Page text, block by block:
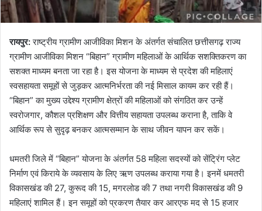
रायपुर:राष्ट्रीय ग्रामीण आजीविका मिशन के अंतर्गत संचालित छत्तीसगढ़ राज्य
ग्रामीण आजीविका मिशन “बिहान” ग्रामीण महिलाओं के आर्थिक सशक्तिकरण का
सशक्त माध्यम बनता जा रहा है। इस योजना के माध्यम से प्रदेश की महिलाएं
स्वसहायता समूहों से जुड़कर आत्मनिर्भरता की नई मिसाल कायम कर रही हैं।
“बिहान” का मुख्य उद्देश्य ग्रामीण क्षेत्रों की महिलाओं को संगठित कर उन्हें
स्वरोजगार, कौशल प्रशिक्षण और वित्तीय सहायता उपलब्ध कराना है, ताकि वे
आर्थिक रूप से सुदृढ़ बनकर आत्मसम्मान के साथ जीवन यापन कर सकें।
धमतरी जिले में “बिहान” योजना के अंतर्गत 58 महिला सदस्यों को सेंट्रिंग प्लेट
निर्माण एवं किराये के व्यवसाय के लिए ऋण उपलब्ध कराया गया है। इनमें धमतरी
विकासखंड की 27, कुरूद की 15, मगरलोड की 7 तथा नगरी विकासखंड की 9
महिलाएं शामिल हैं। इन समूहों को प्रकरण तैयार कर आरएफ मद से 15 हजार